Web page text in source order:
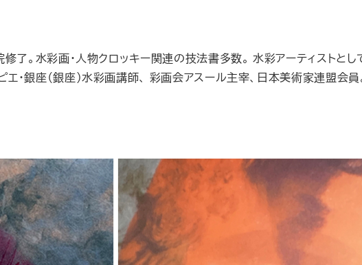
。水彩画・人物クロッキー関連の技法書多数。 水彩アーティストとし
エ・銀座（銀座）水彩画講師、 彩画会アスール主宰、日本美術家連盟会員